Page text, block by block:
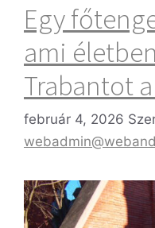
Egy
ami
Trabantot
február 4, 2026